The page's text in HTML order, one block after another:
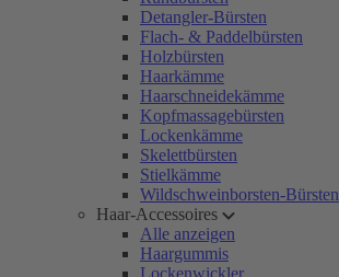
Detangler-Bürsten
Flach- & Paddelbürsten
Holzbürsten
Haarkämme
Haarschneidekämme
Kopfmassagebürsten
Lockenkämme
Skelettbürsten
Stielkämme
Wildschweinborsten-Bürsten
Haar-Accessoires
Alle anzeigen
Haargummis
Lockenwickler